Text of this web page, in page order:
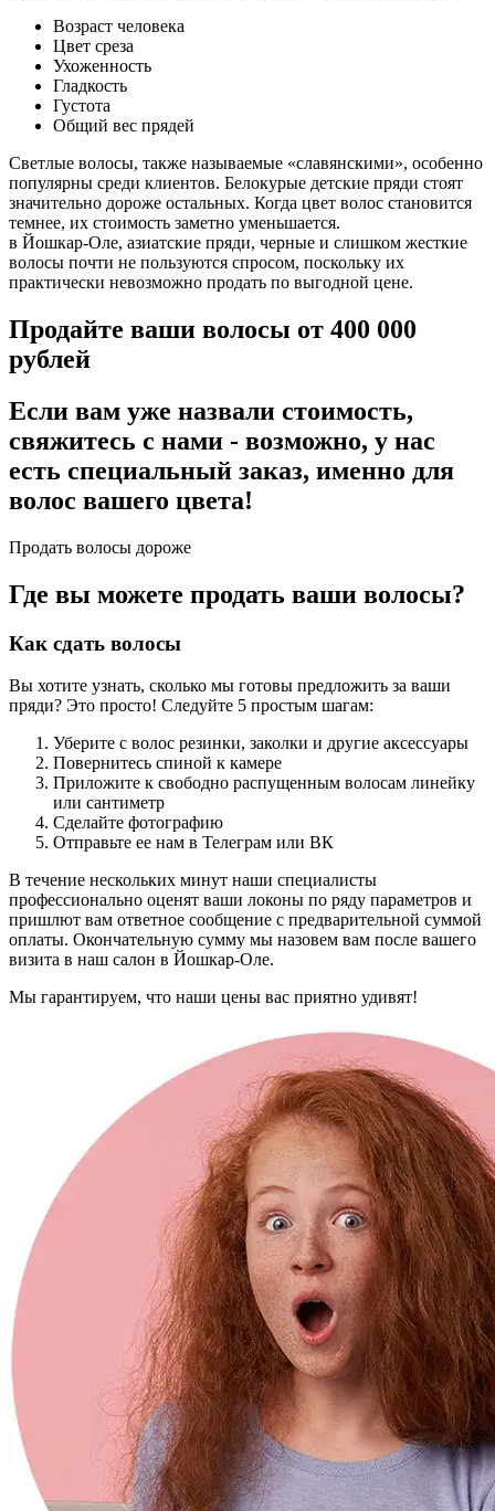
Возраст человека
Цвет среза
Ухоженность
Гладкость
Густота
Общий вес прядей
Светлые волосы, также называемые «славянскими», особенно
популярны среди клиентов. Белокурые детские пряди стоят
значительно дороже остальных. Когда цвет волос становится
темнее, их стоимость заметно уменьшается.
в Йошкар-Оле, азиатские пряди, черные и слишком жесткие
волосы почти не пользуются спросом, поскольку их
практически невозможно продать по выгодной цене.
Продайте ваши волосы от 400 000
рублей
Если вам уже назвали стоимость,
свяжитесь с нами - возможно, у нас
есть специальный заказ, именно для
волос вашего цвета!
Продать волосы дороже
Где вы можете продать ваши волосы?
Как сдать волосы
Вы хотите узнать, сколько мы готовы предложить за ваши
пряди? Это просто! Следуйте 5 простым шагам:
Уберите с волос резинки, заколки и другие аксессуары
Повернитесь спиной к камере
Приложите к свободно распущенным волосам линейку
или сантиметр
Сделайте фотографию
Отправьте ее нам в Телеграм или ВК
В течение нескольких минут наши специалисты
профессионально оценят ваши локоны по ряду параметров и
пришлют вам ответное сообщение с предварительной суммой
оплаты. Окончательную сумму мы назовем вам после вашего
визита в наш салон в Йошкар-Оле.
Мы гарантируем, что наши цены вас приятно удивят!